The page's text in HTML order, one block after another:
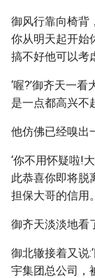
御风行靠向椅背
你从明天起开始
搞不好他可以考
‘喔?’御齐天一
是一点都高兴不
他仿佛已经嗅出
‘你不用怀疑啦!
此恭喜你即将脱
担保大哥的信用。
御齐天淡淡地看
御北辙接着又说
宇集团总公司，